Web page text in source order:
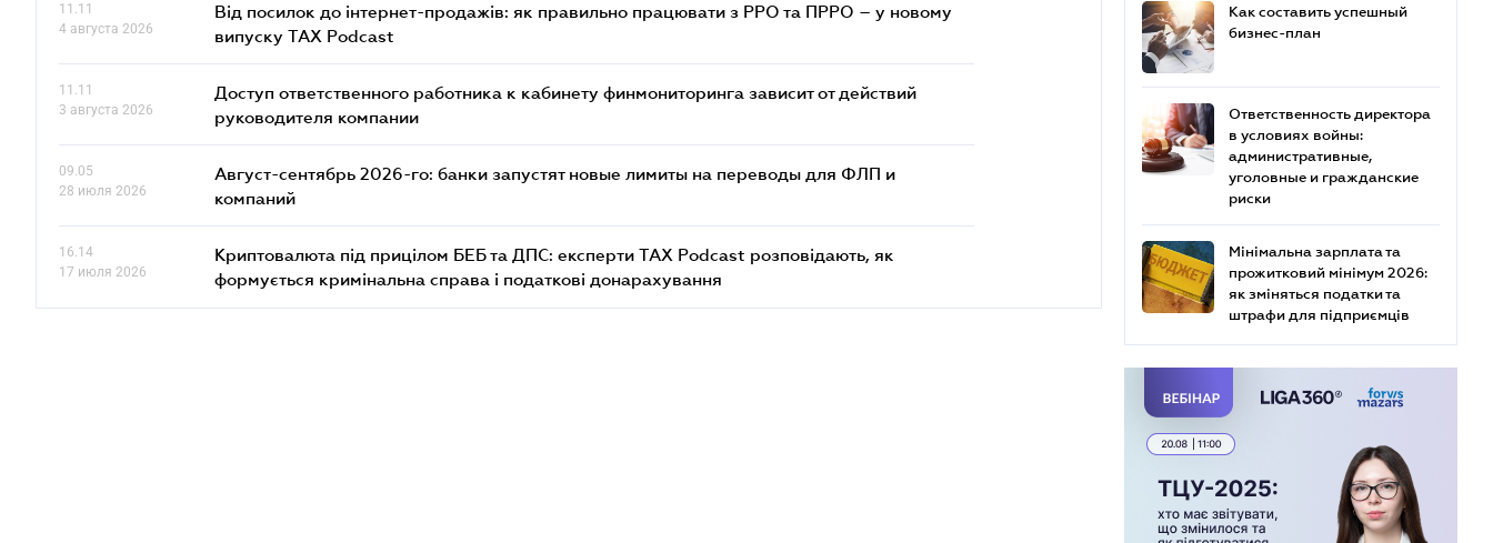
11.11
4 августа 2026
Від посилок до інтернет-продажів: як правильно працювати з РРО та ПРРО – у новому
випуску TAX Podcast
11.11
3 августа 2026
Доступ ответственного работника к кабинету финмониторинга зависит от действий
руководителя компании
09.05
28 июля 2026
Август-сентябрь 2026-го: банки запустят новые лимиты на переводы для ФЛП и
компаний
16.14
17 июля 2026
Криптовалюта під прицілом БЕБ та ДПС: експерти TAX Podcast розповідають, як
формується кримінальна справа і податкові донарахування
Как составить успешный
бизнес-план
Ответственность директора
в условиях войны:
административные,
уголовные и гражданские
риски
Мінімальна зарплата та
прожитковий мінімум 2026:
як зміняться податки та
штрафи для підприємців